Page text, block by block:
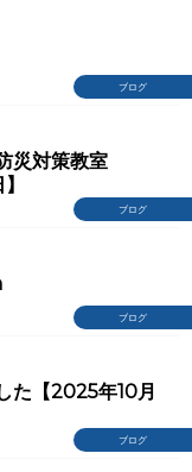
ブログ
ブログ
災対策教室
ブログ
ブログ
た【2025年10月